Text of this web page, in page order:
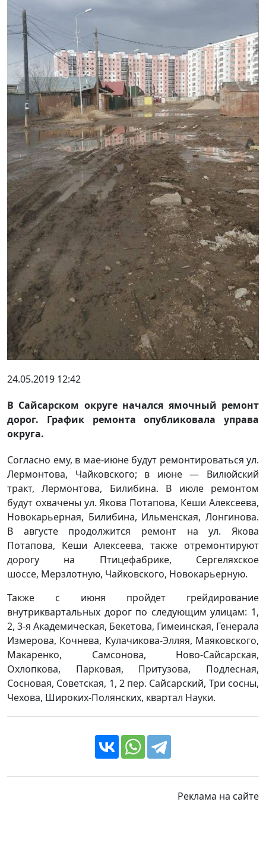
24.05.2019 12:42
В Сайсарском округе начался ямочный ремонт
дорог. График ремонта опубликовала управа
округа.
Согласно ему, в мае-июне будут ремонтироваться ул.
Лермонтова, Чайковского; в июне — Вилюйский
тракт, Лермонтова, Билибина. В июле ремонтом
будут охвачены ул. Якова Потапова, Кеши Алексеева,
Новокарьерная, Билибина, Ильменская, Лонгинова.
В августе продолжится ремонт на ул. Якова
Потапова, Кеши Алексеева, также отремонтируют
дорогу на Птицефабрике, Сергеляхское
шоссе, Мерзлотную, Чайковского, Новокарьерную.
Также с июня пройдет грейдирование
внутриквартальных дорог по следующим улицам: 1,
2, 3-я Академическая, Бекетова, Гимеинская, Генерала
Измерова, Кочнева, Кулачикова-Элляя, Маяковского,
Макаренко, Самсонова, Ново-Сайсарская,
Охлопкова, Парковая, Притузова, Подлесная,
Сосновая, Советская, 1, 2 пер. Сайсарский, Три сосны,
Чехова, Широких-Полянских, квартал Науки.
Реклама на сайте